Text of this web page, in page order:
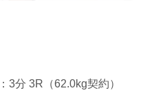
3分 3R（62.0kg契約）